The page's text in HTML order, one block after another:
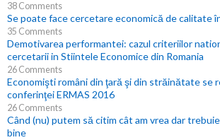
38 Comments
Se poate face cercetare economică de calitate
35 Comments
Demotivarea performantei: cazul criteriilor
cercetarii in Stiintele Economice din Romania
26 Comments
Economişti români din ţară şi din străinătate se
conferinţei ERMAS 2016
26 Comments
Când (nu) putem să citim cât am vrea dar
bine